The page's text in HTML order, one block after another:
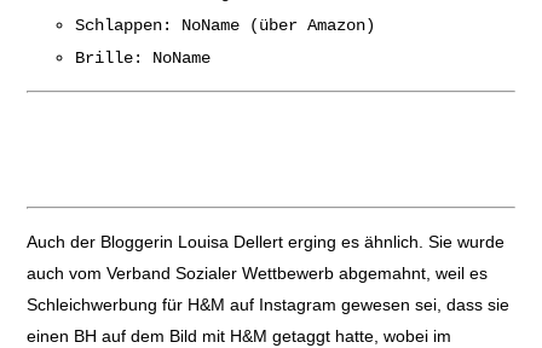
Schlappen: NoName (über Amazon)
Brille: NoName
Auch der Bloggerin Louisa Dellert erging es ähnlich. Sie wurde
auch vom Verband Sozialer Wettbewerb abgemahnt, weil es
Schleichwerbung für H&M auf Instagram gewesen sei, dass sie
einen BH auf dem Bild mit H&M getaggt hatte, wobei im